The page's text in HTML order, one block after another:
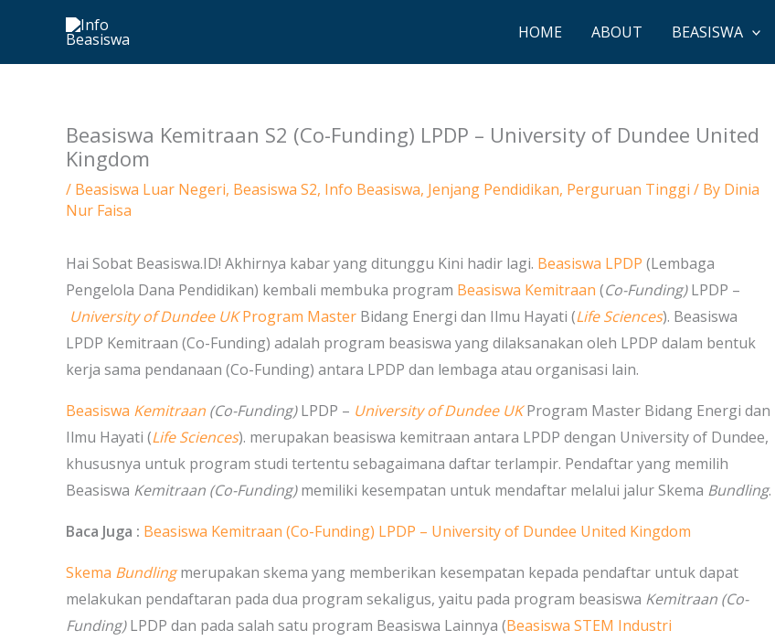
content
HOME ABOUT BEASISWA
Beasiswa Kemitraan S2 (Co-Funding) LPDP – University of Dundee United
Kingdom
/ Beasiswa Luar Negeri, Beasiswa S2, Info Beasiswa, Jenjang Pendidikan, Perguruan Tinggi / By Dinia
Nur Faisa
Hai Sobat Beasiswa.ID! Akhirnya kabar yang ditunggu Kini hadir lagi. Beasiswa LPDP (Lembaga
Pengelola Dana Pendidikan) kembali membuka program Beasiswa Kemitraan (Co-Funding)LPDP –
University of Dundee UK Program Master Bidang Energi dan Ilmu Hayati (Life Sciences). Beasiswa
LPDP Kemitraan (Co-Funding) adalah program beasiswa yang dilaksanakan oleh LPDP dalam bentuk
kerja sama pendanaan (Co-Funding) antara LPDP dan lembaga atau organisasi lain.
Beasiswa Kemitraan (Co-Funding)LPDP – University of Dundee UK Program Master Bidang Energi dan
Ilmu Hayati (Life Sciences). merupakan beasiswa kemitraan antara LPDP dengan University of Dundee,
khususnya untuk program studi tertentu sebagaimana daftar terlampir. Pendaftar yang memilih
Beasiswa Kemitraan (Co-Funding)memiliki kesempatan untuk mendaftar melalui jalur Skema Bundling.
Baca Juga : Beasiswa Kemitraan (Co-Funding) LPDP – University of Dundee United Kingdom
Skema Bundlingmerupakan skema yang memberikan kesempatan kepada pendaftar untuk dapat
melakukan pendaftaran pada dua program sekaligus, yaitu pada program beasiswa Kemitraan (Co-
Funding)LPDP dan pada salah satu program Beasiswa Lainnya (Beasiswa STEM Industri